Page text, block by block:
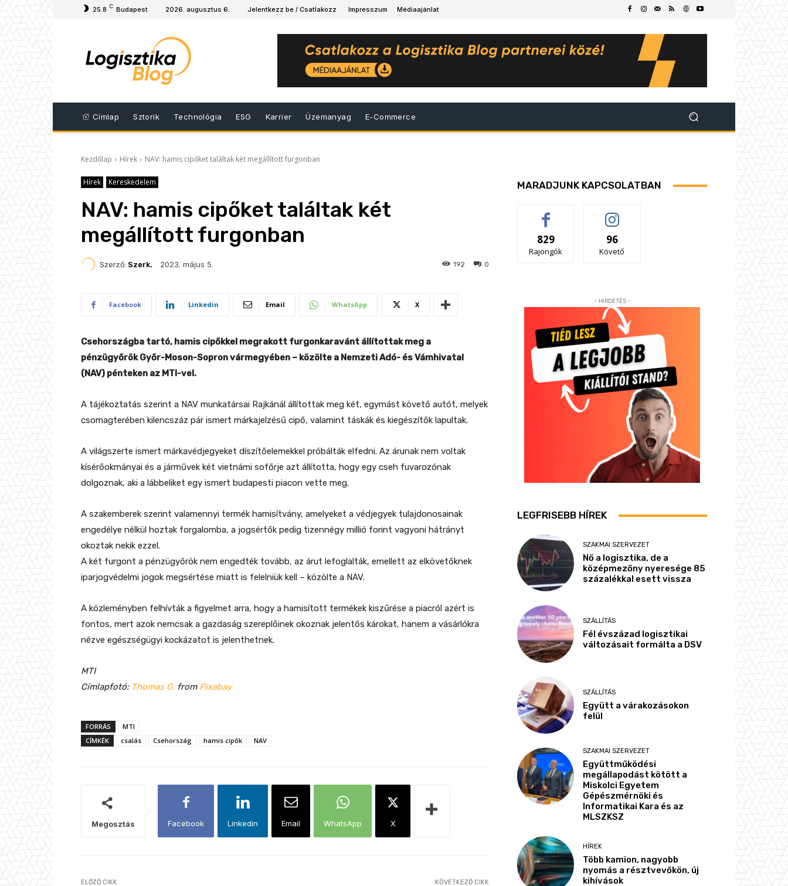
25.8 C Budapest 2026. augusztus 6. Jelentkezz be / Csatlakozz Impresszum Médiaajánlat
Címlap Sztorik Technológia ESG Karrier Üzemanyag E-Commerce
Kezdőlap Hírek NAV: hamis cipőket találtak két megállított furgonban
Hírek Kereskedelem
NAV: hamis cipőket találtak két
megállított furgonban
Szerző: Szerk. 2023. május 5. 0
192
Facebook Linkedin Email WhatsApp X
Csehországba tartó, hamis cipőkkel megrakott furgonkaravánt állítottak meg a
pénzügyőrök Győr-Moson-Sopron vármegyében – közölte a Nemzeti Adó- és Vámhivatal
(NAV) pénteken az MTI-vel.
A tájékoztatás szerint a NAV munkatársai Rajkánál állítottak meg két, egymást követő autót, melyek
csomagterében kilencszáz pár ismert márkajelzésű cipő, valamint táskák és kiegészítők lapultak.
A világszerte ismert márkavédjegyeket díszítőelemekkel próbálták elfedni. Az árunak nem voltak
kísérőokmányai és a járművek két vietnámi sofőrje azt állította, hogy egy cseh fuvarozónak
dolgoznak, aki a lábbeliket egy ismert budapesti piacon vette meg.
A szakemberek szerint valamennyi termék hamisítvány, amelyeket a védjegyek tulajdonosainak
engedélye nélkül hoztak forgalomba, a jogsértők pedig tizennégy millió forint vagyoni hátrányt
okoztak nekik ezzel.
A két furgont a pénzügyőrök nem engedték tovább, az árut lefoglalták, emellett az elkövetőknek
iparjogvédelmi jogok megsértése miatt is felelniük kell – közölte a NAV.
A közleményben felhívták a figyelmet arra, hogy a hamisított termékek kiszűrése a piacról azért is
fontos, mert azok nemcsak a gazdaság szereplőinek okoznak jelentős károkat, hanem a vásárlókra
nézve egészségügyi kockázatot is jelenthetnek.
MTI
Címlapfotó: Thomas G. from Pixabay
FORRÁS
MTI
CÍMKÉK
csalás Csehország hamis cipők NAV
Megosztás Facebook Linkedin Email WhatsApp X
ELŐZŐ CIKK KÖVETKEZŐ CIKK
MARADJUNK KAPCSOLATBAN
829
Rajongók
96
Követő
- HIRDETÉS -
LEGFRISEBB HÍREK
SZAKMAI SZERVEZET
Nő a logisztika, de a
középmezőny nyeresége 85
százalékkal esett vissza
SZÁLLÍTÁS
Fél évszázad logisztikai
változásait formálta a DSV
SZÁLLÍTÁS
Együtt a várakozásokon
felül
SZAKMAI SZERVEZET
Együttműködési
megállapodást kötött a
Miskolci Egyetem
Gépészmérnöki és
Informatikai Kara és az
MLSZKSZ
HÍREK
Több kamion, nagyobb
nyomás a résztvevőkön, új
kihívások